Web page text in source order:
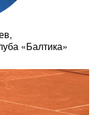
«Балтика»